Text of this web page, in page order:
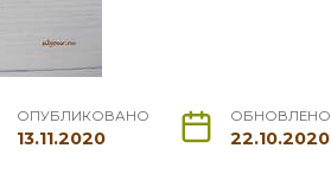
ОПУБЛИКОВАНО
13.11.2020
ОБНОВЛЕНО
22.10.2020